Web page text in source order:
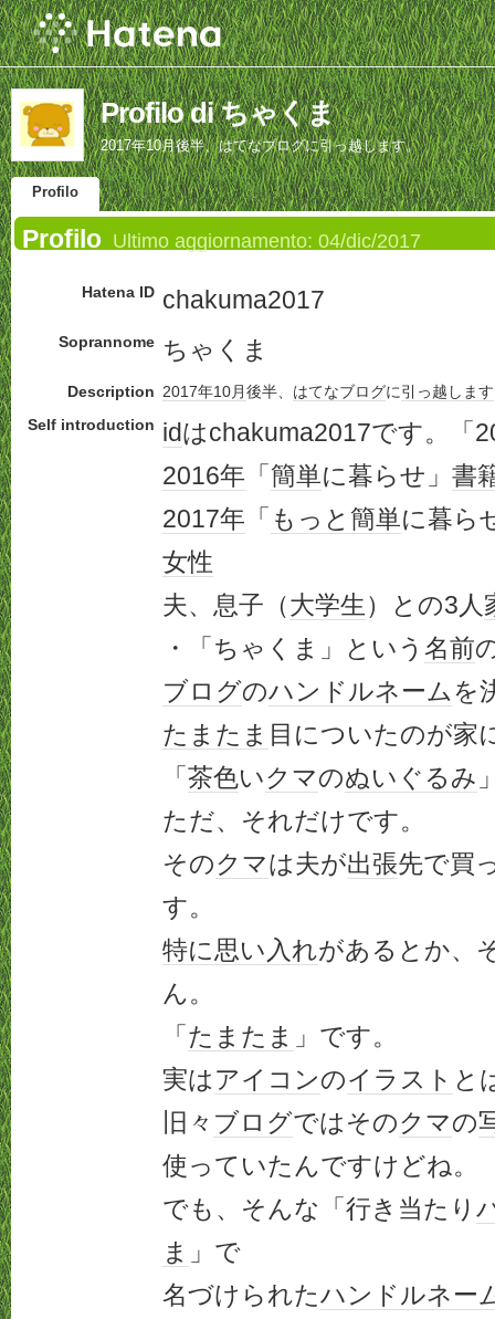
Profilo di ちゃくま
2017年10月後半、はてなブログに引っ越します。
Profilo
Profilo Ultimo aggiornamento: 04/dic/2017
Hatena ID chakuma2017
Soprannome ちゃくま
Description 2017年10月後半、 はてなブログに引っ越し ます
Self introduction idはchakuma2017です。「
2016年 「 簡単に暮らせ」 書
2017年 「 もっと 簡単に暮ら
女性
夫、息子（大学生）との3人
・「ちゃくま」という 名前
ブログのハンドルネームを
たまたま 目についたのが家
「 茶色いクマのぬいぐるみ
ただ、それだけです。
そのクマは夫が出張先で買
す。
特に思い入れがあるとか、
ん。
「 たまたま 」です。
実はアイコンのイラスト と
旧々 ブログではそのクマの
使っていたんですけどね。
でも、そんな「行き当たり
ま 」で
名づけられたハンドルネー